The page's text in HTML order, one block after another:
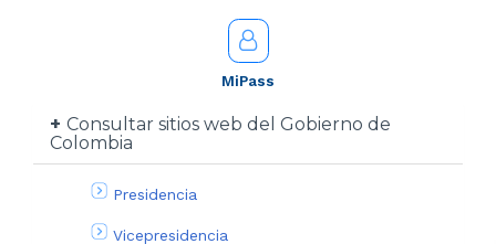
MiPass
Consultar sitios web del Gobierno de
Colombia
Presidencia
Vicepresidencia